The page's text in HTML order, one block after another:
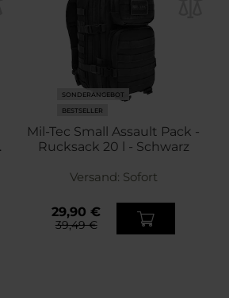
SONDERANGEBOT
BESTSELLER
Mil-Tec Small Assault Pack -
Rucksack 20 l - Schwarz
Versand: Sofort
29,90 €
39,49 €